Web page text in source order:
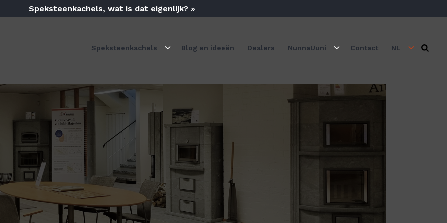
Speksteenkachels, wat is dat eigenlijk? »
Speksteenkachels Blog en ideeën Dealers NunnaUuni Contact NL